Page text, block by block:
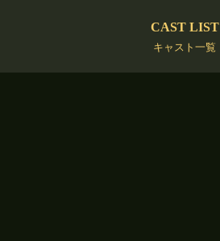
CAST LIST
キャスト一覧